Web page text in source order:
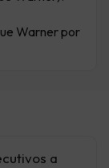
Warner por
a